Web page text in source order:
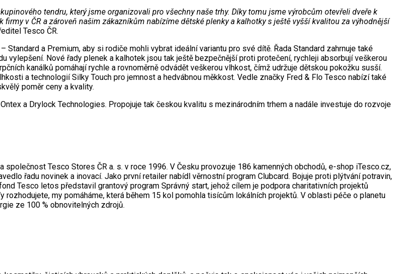
tendru, který jsme organizovali pro všechny naše trhy. Díky tomu jsme výrobcům otevřeli dveře k
v ČR a zároveň našim zákazníkům nabízíme dětské plenky a kalhotky s ještě vyšší kvalitou za výhodnější
Tesco ČR.
a Premium, aby si rodiče mohli vybrat ideální variantu pro své dítě. Řada Standard zahrnuje také
vylepšení. Nové řady plenek a kalhotek jsou tak ještě bezpečnější proti protečení, rychleji absorbují veškerou
kanálků pomáhají rychle a rovnoměrně odvádět veškerou vlhkost, čímž udržuje dětskou pokožku susší.
a technologií Silky Touch pro jemnost a hedvábnou měkkost. Vedle značky Fred & Flo Tesco nabízí také
poměr ceny a kvality.
a Drylock Technologies. Propojuje tak českou kvalitu s mezinárodním trhem a nadále investuje do rozvoje
Tesco Stores ČR a. s. v roce 1996. V Česku provozuje 186 kamenných obchodů, e-shop iTesco.cz,
řadu novinek a inovací. Jako první retailer nabídl věrnostní program Clubcard. Bojuje proti plýtvání potravin,
Tesco letos představil grantový program Správný start, jehož cílem je podpora charitativních projektů
rozhodujete, my pomáháme, která během 15 kol pomohla tisícům lokálních projektů. V oblasti péče o planetu
ze 100 % obnovitelných zdrojů.